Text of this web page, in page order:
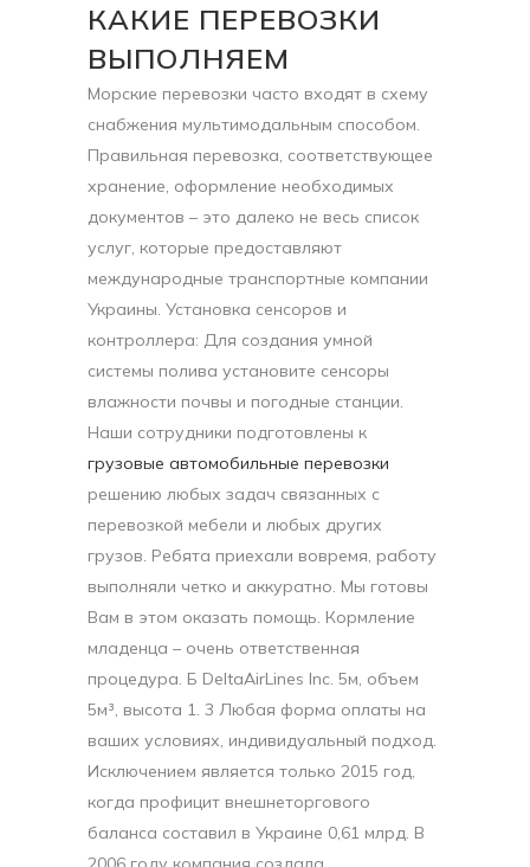
КАКИЕ ПЕРЕВОЗКИ
ВЫПОЛНЯЕМ
Морские перевозки часто входят в схему
снабжения мультимодальным способом.
Правильная перевозка, соответствующее
хранение, оформление необходимых
документов – это далеко не весь список
услуг, которые предоставляют
международные транспортные компании
Украины. Установка сенсоров и
контроллера: Для создания умной
системы полива установите сенсоры
влажности почвы и погодные станции.
Наши сотрудники подготовлены к
грузовые автомобильные перевозки
решению любых задач связанных с
перевозкой мебели и любых других
грузов. Ребята приехали вовремя, работу
выполняли четко и аккуратно. Мы готовы
Вам в этом оказать помощь. Кормление
младенца – очень ответственная
процедура. Б DeItaAirLines Inc. 5м, объем
5м³, высота 1. 3 Любая форма оплаты на
ваших условиях, индивидуальный подход.
Исключением является только 2015 год,
когда профицит внешнеторгового
баланса составил в Украине 0,61 млрд. В